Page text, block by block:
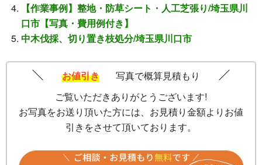
【作業事例】整地・防草シート・人工芝張り/埼玉県川
口市【写真・費用例付き】
中木伐採、切り置き枝処分/埼玉県川口市
お値引き
写真で概算見積もり
ご覧いただきありがとうございます!
お写真をお送り頂いた方には、お見積り金額よりお値
引きをさせて頂いております。